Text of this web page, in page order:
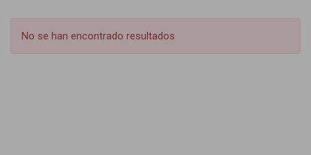
No se han encontrado resultados